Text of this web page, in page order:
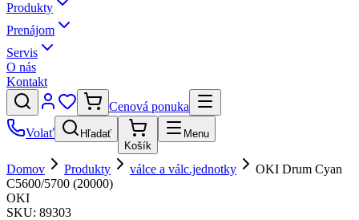
Produkty
Prenájom
Servis
O nás
Kontakt
Cenová ponuka
Volať
Hľadať
Košík
Menu
Domov Produkty válce a válc.jednotky
OKI Drum Cyan
C5600/5700 (20000)
OKI
SKU: 89303